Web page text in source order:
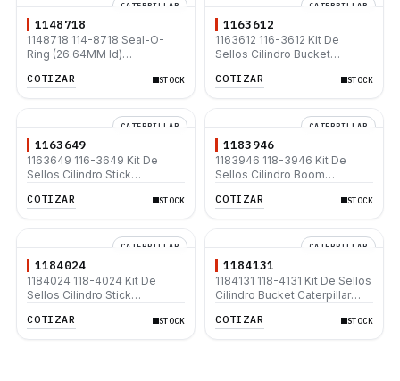
CATERPILLAR
1148718
1148718 114-8718 Seal-O-
Ring (26.64MM Id)
3304 3304B 3306 3306B
COTIZAR STOCK
CATERPILLAR
1163612
1163612 116-3612 Kit De
Sellos Cilindro Bucket
345B 345B L
COTIZAR STOCK
CATERPILLAR
1163649
1163649 116-3649 Kit De
Sellos Cilindro Stick
COTIZAR STOCK
CATERPILLAR
1183946
1183946 118-3946 Kit De
Sellos Cilindro Boom
COTIZAR STOCK
CATERPILLAR
1184024
1184024 118-4024 Kit De
Sellos Cilindro Stick
325B L M325B
COTIZAR STOCK
CATERPILLAR
1184131
1184131 118-4131 Kit De Sellos
Cilindro Bucket Caterpillar
COTIZAR STOCK